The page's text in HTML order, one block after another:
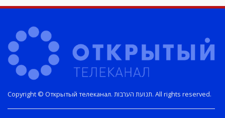
Copyright © Открытый телеканал. תנועת הערבות. All rights reserved.